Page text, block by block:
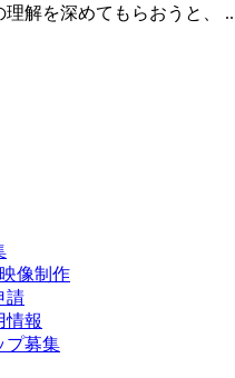
理解を深めてもらおうと、
像制作
請
情報
プ募集